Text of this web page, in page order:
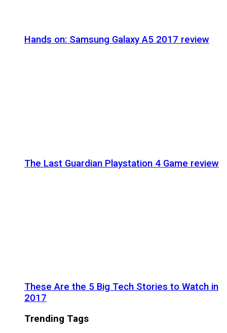
Hands on: Samsung Galaxy A5 2017 review
The Last Guardian Playstation 4 Game review
These Are the 5 Big Tech Stories to Watch in
2017
Trending Tags